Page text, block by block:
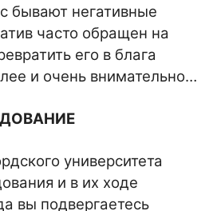
бывают негативные
часто обращен на
его в блага
и очень внимательно…
университета
и в их ходе
вы подвергаетесь